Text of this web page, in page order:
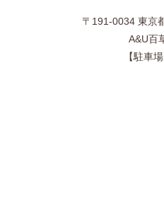
〒191-0034 東京
A&U百
【駐車